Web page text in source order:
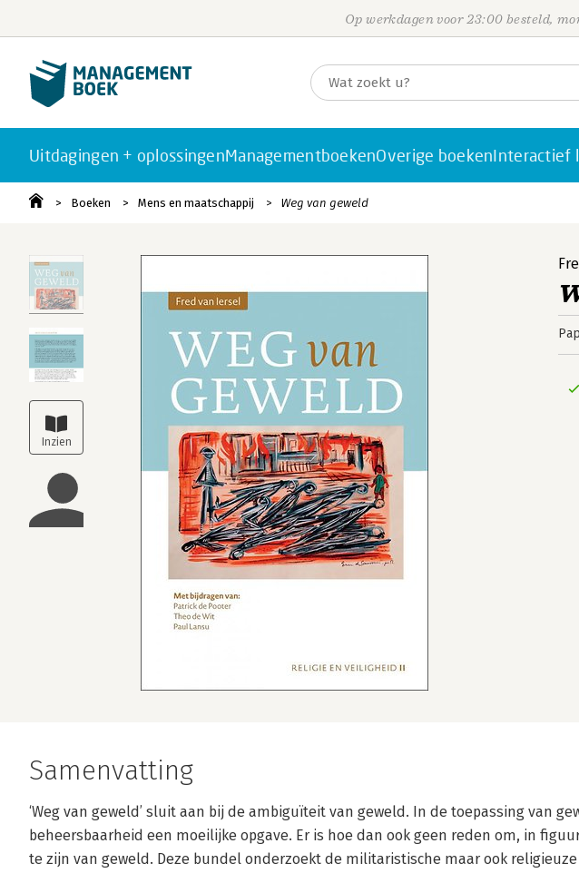
Op werkdagen voor 23:00 besteld,
Uitdagingen + oplossingenManagementboekenOverige boekenInteractief
Boeken Mens en maatschappij Weg van geweld
Samenvatting
‘Weg van geweld’ sluit aan bij de ambiguïteit van geweld. In de toepassing van
beheersbaarheid een moeilijke opgave. Er is hoe dan ook geen reden om, in
te zijn van geweld. Deze bundel onderzoekt de militaristische maar ook religieuze